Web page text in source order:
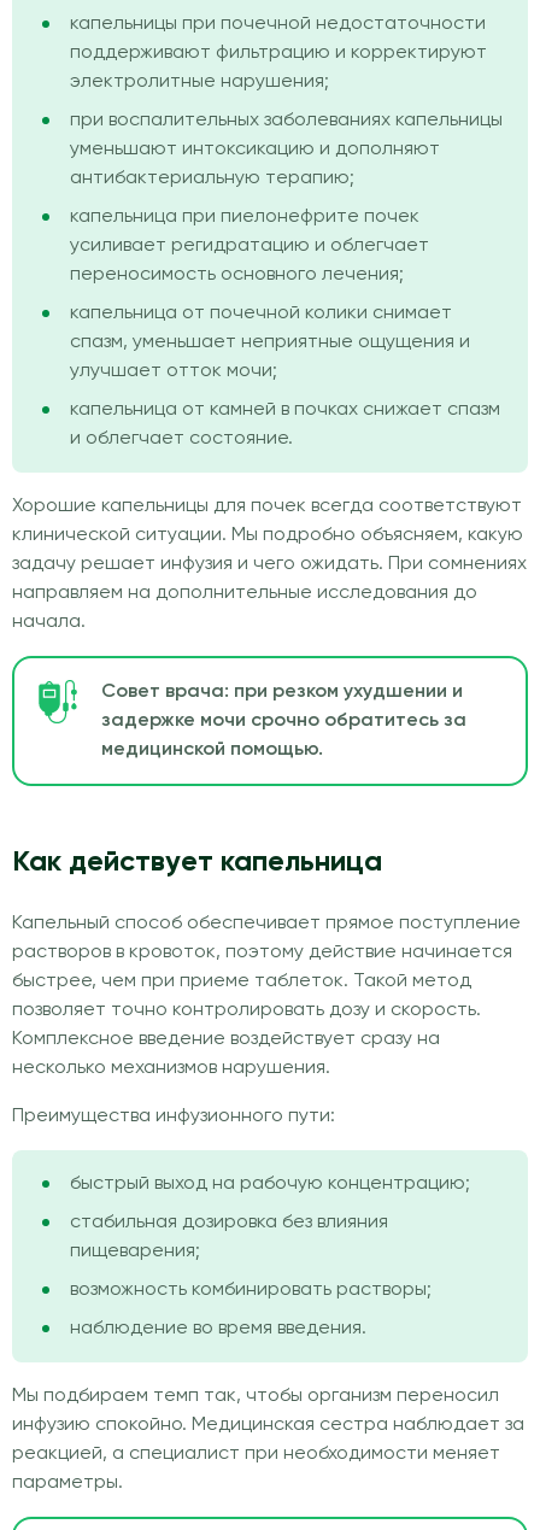
капельницы при почечной недостаточности
поддерживают фильтрацию и корректируют
электролитные нарушения;
при воспалительных заболеваниях капельницы
уменьшают интоксикацию и дополняют
антибактериальную терапию;
капельница при пиелонефрите почек
усиливает регидратацию и облегчает
переносимость основного лечения;
капельница от почечной колики снимает
спазм, уменьшает неприятные ощущения и
улучшает отток мочи;
капельница от камней в почках снижает спазм
и облегчает состояние.
Хорошие капельницы для почек всегда соответствуют
клинической ситуации. Мы подробно объясняем, какую
задачу решает инфузия и чего ожидать. При сомнениях
направляем на дополнительные исследования до
начала.
Совет врача: при резком ухудшении и
задержке мочи срочно обратитесь за
медицинской помощью.
Как действует капельница
Капельный способ обеспечивает прямое поступление
растворов в кровоток, поэтому действие начинается
быстрее, чем при приеме таблеток. Такой метод
позволяет точно контролировать дозу и скорость.
Комплексное введение воздействует сразу на
несколько механизмов нарушения.
Преимущества инфузионного пути:
быстрый выход на рабочую концентрацию;
стабильная дозировка без влияния
пищеварения;
возможность комбинировать растворы;
наблюдение во время введения.
Мы подбираем темп так, чтобы организм переносил
инфузию спокойно. Медицинская сестра наблюдает за
реакцией, а специалист при необходимости меняет
параметры.